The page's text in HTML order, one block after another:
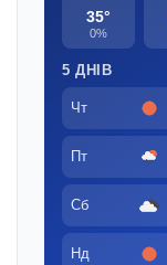
35°
0%
5 ДНІВ
Чт
Пт
Сб
Нд